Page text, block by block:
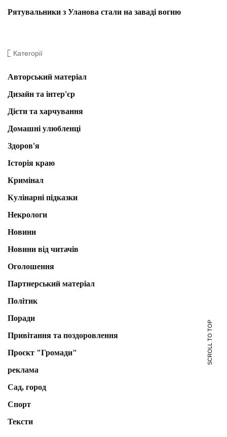
Рятувальники з Уланова стали на заваді вогню
Категорії
Авторський матеріал
Дизайн та інтер'єр
Дієти та харчування
Домашні улюбленці
Здоров'я
Історія краю
Кримінал
Кулінарні підказки
Некрологи
Новини
Новини від читачів
Оголошення
Партнерський матеріал
Політик
Поради
Привітання та поздоровлення
Проєкт "Громади"
реклама
Сад, город
Спорт
Тексти
SCROLL TO TOP